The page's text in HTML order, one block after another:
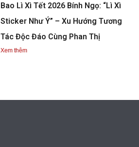
Bao Lì Xì Tết 2026 Bính Ngọ: “Lì Xì
Sticker Như Ý” – Xu Hướng Tương
Tác Độc Đáo Cùng Phan Thị
Xem thêm